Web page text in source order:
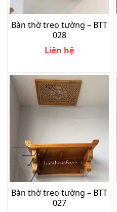
Bàn thờ treo tường – BTT
028
Liên hệ
Bàn thờ treo tường – BTT
027